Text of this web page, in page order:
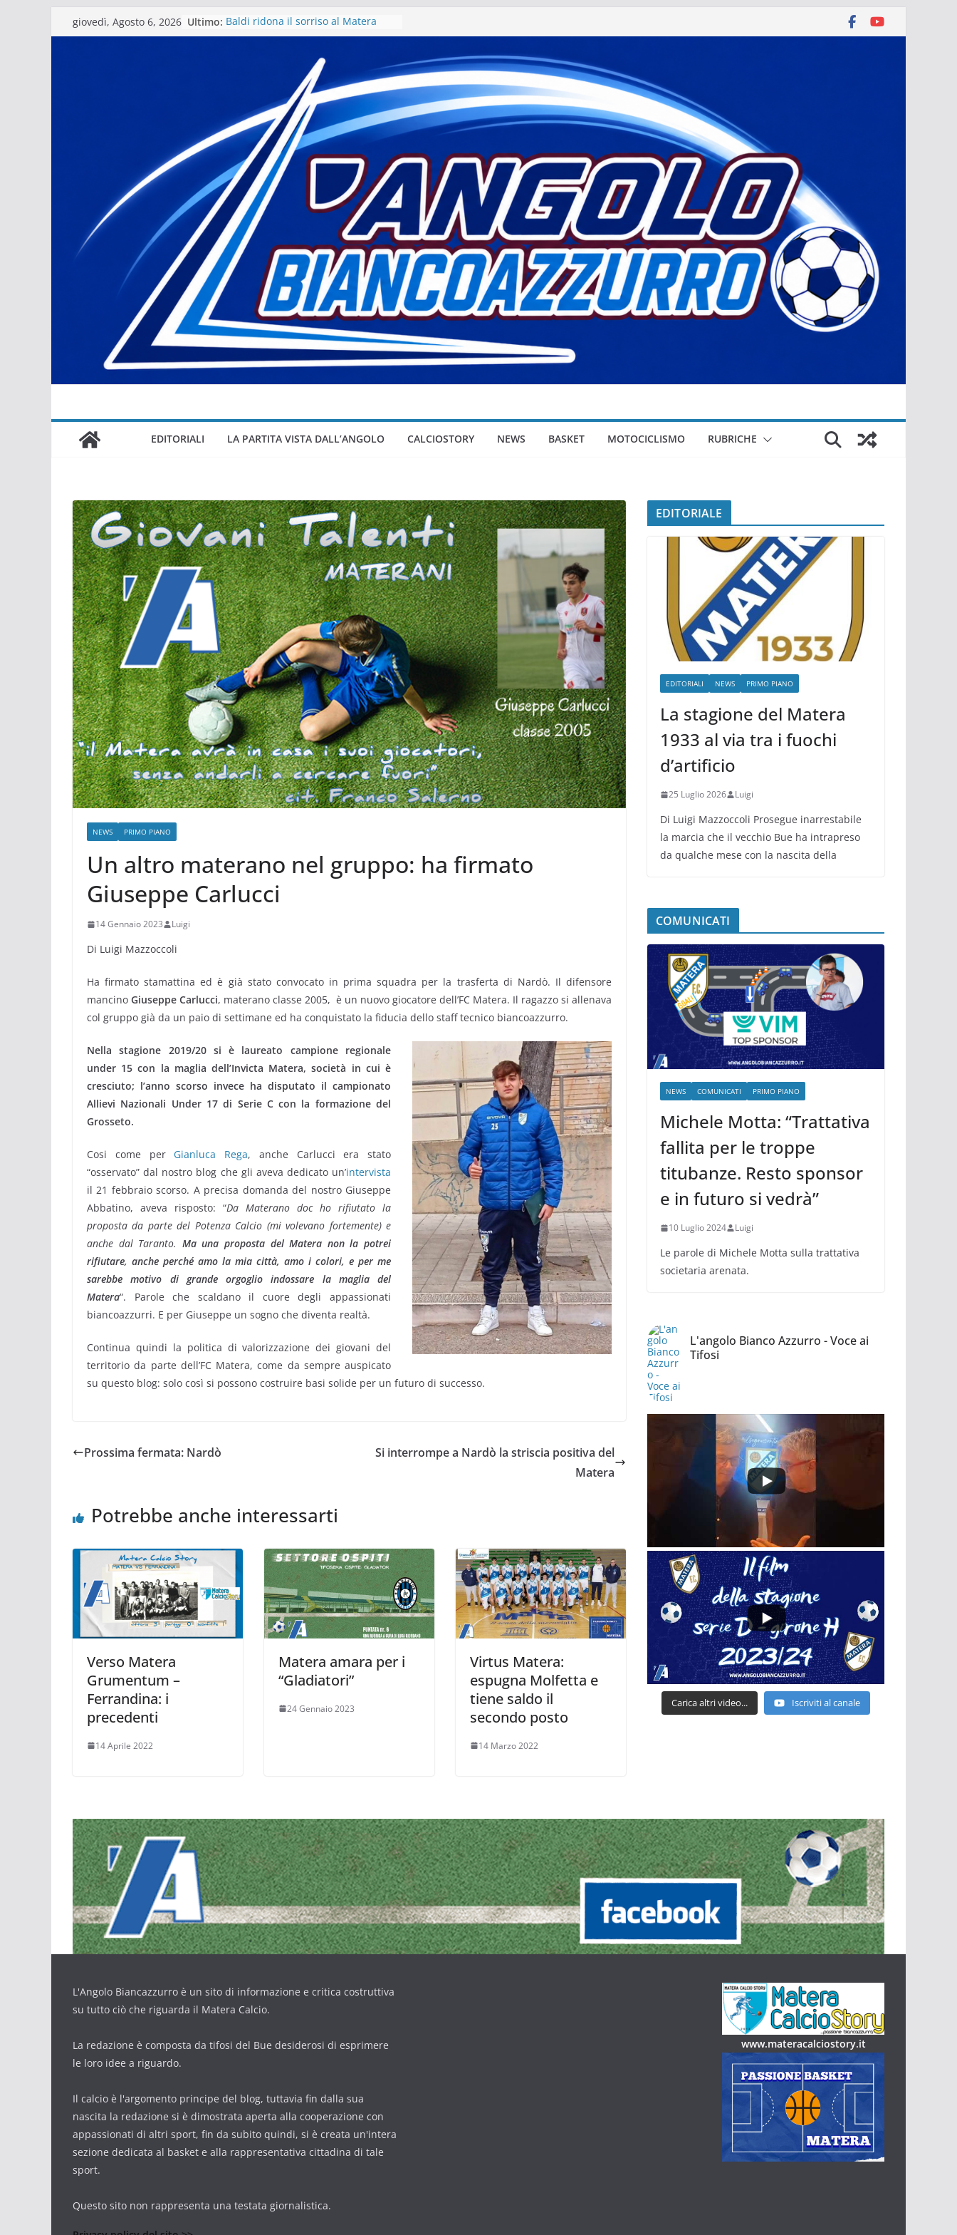
Salta
al
giovedì, Agosto 6, 2026 Ultimo: Baldi ridona il sorriso al Matera
La stagione del Matera 1933 al via
Il Matera 1933 al lavoro per un
grande futuro. Video intervista col
presidente Michele Motta
Il Bue rinasce. E Matera sogna
Matera – Palmese “nulla” di fatto
EDITORIALI LA PARTITA VISTA DALL’ANGOLO CALCIOSTORY NEWS BASKET MOTOCICLISMO RUBRICHE
NEWS PRIMO PIANO
Un altro materano nel gruppo: ha firmato
Giuseppe Carlucci
14 Gennaio 2023 Luigi
Di Luigi Mazzoccoli
Ha firmato stamattina ed è già stato convocato in prima squadra per la trasferta di Nardò. Il difensore
mancino Giuseppe Carlucci, materano classe 2005, è un nuovo giocatore dell’FC Matera. Il ragazzo si allenava
col gruppo già da un paio di settimane ed ha conquistato la fiducia dello staff tecnico biancoazzurro.
Nella stagione 2019/20 si è laureato campione regionale
under 15 con la maglia dell’Invicta Matera, società in cui è
cresciuto; l’anno scorso invece ha disputato il campionato
Allievi Nazionali Under 17 di Serie C con la formazione del
Grosseto.
Cosi come per Gianluca Rega, anche Carlucci era stato
“osservato” dal nostro blog che gli aveva dedicato un’intervista
il 21 febbraio scorso. A precisa domanda del nostro Giuseppe
Abbatino, aveva risposto: “Da Materano doc ho rifiutato la
proposta da parte del Potenza Calcio (mi volevano fortemente) e
anche dal Taranto. Ma una proposta del Matera non la potrei
rifiutare, anche perché amo la mia città, amo i colori, e per me
sarebbe motivo di grande orgoglio indossare la maglia del
Matera“. Parole che scaldano il cuore degli appassionati
biancoazzurri. E per Giuseppe un sogno che diventa realtà.
Continua quindi la politica di valorizzazione dei giovani del
territorio da parte dell’FC Matera, come da sempre auspicato
su questo blog: solo così si possono costruire basi solide per un futuro di successo.
Prossima fermata: Nardò
Si interrompe a Nardò la striscia positiva del
Matera
Potrebbe anche interessarti
Verso Matera
Grumentum –
Ferrandina: i
precedenti
14 Aprile 2022
Matera amara per i
“Gladiatori”
24 Gennaio 2023
Virtus Matera:
espugna Molfetta e
tiene saldo il
secondo posto
14 Marzo 2022
EDITORIALE
EDITORIALI NEWS PRIMO PIANO
La stagione del Matera
1933 al via tra i fuochi
d’artificio
25 Luglio 2026 Luigi
Di Luigi Mazzoccoli Prosegue inarrestabile
la marcia che il vecchio Bue ha intrapreso
da qualche mese con la nascita della
COMUNICATI
NEWS COMUNICATI PRIMO PIANO
Michele Motta: “Trattativa
fallita per le troppe
titubanze. Resto sponsor
e in futuro si vedrà”
10 Luglio 2024 Luigi
Le parole di Michele Motta sulla trattativa
societaria arenata.
L'angolo Bianco Azzurro - Voce ai
Tifosi
Carica altri video... Iscriviti al canale
L'Angolo Biancazzurro è un sito di informazione e critica costruttiva
su tutto ciò che riguarda il Matera Calcio.
La redazione è composta da tifosi del Bue desiderosi di esprimere
le loro idee a riguardo.
Il calcio è l'argomento principe del blog, tuttavia fin dalla sua
nascita la redazione si è dimostrata aperta alla cooperazione con
appassionati di altri sport, fin da subito quindi, si è creata un'intera
sezione dedicata al basket e alla rappresentativa cittadina di tale
sport.
Questo sito non rappresenta una testata giornalistica.
www.materacalciostory.it